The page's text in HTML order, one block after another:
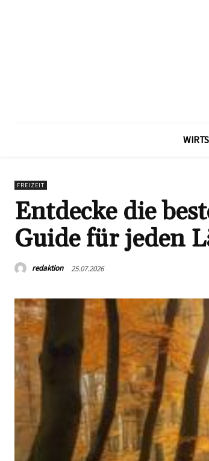
FREIZEIT
Entdecke die
Guide für jeden
redaktion 25.07.2026